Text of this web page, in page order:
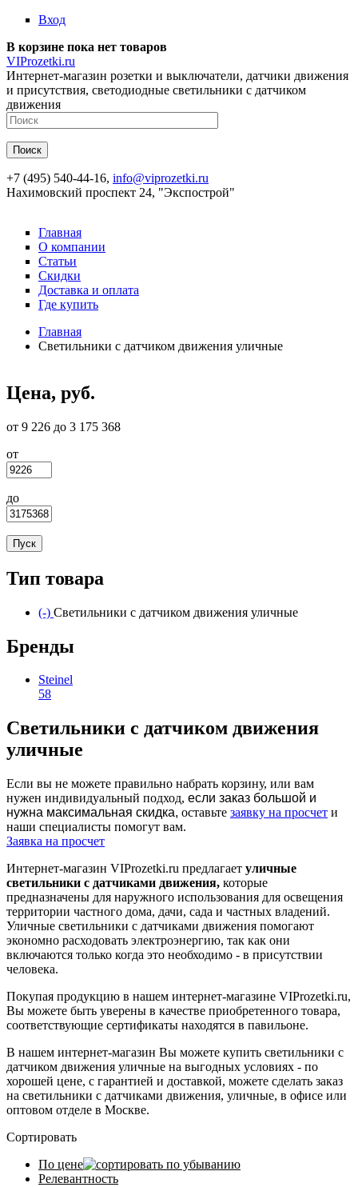
Перейти к основному содержанию
Вход
В корзине пока нет товаров
VIProzetki.ru
Интернет-магазин розетки и выключатели, датчики движения
и присутствия, светодиодные светильники с датчиком
движения
+7 (495) 540-44-16, info@viprozetki.ru
Нахимовский проспект 24, "Экспострой"
Главная
О компании
Статьи
Скидки
Доставка и оплата
Где купить
Главная
Светильники с датчиком движения уличные
Цена, руб.
от 9 226 до 3 175 368
от
до
Тип товара
(-) Remove Светильники с датчиком движения уличные
Светильники с датчиком движения уличные
Бренды
Steinel
58
Светильники с датчиком движения
уличные
Если вы не можете правильно набрать корзину, или вам
нужен индивидуальный подход, если заказ большой и
нужна максимальная скидка, оставьте заявку на просчет и
наши специалисты помогут вам.
Заявка на просчет
Интернет-магазин VIProzetki.ru предлагает уличные
светильники с датчиками движения, которые
предназначены для наружного использования для освещения
территории частного дома, дачи, сада и частных владений.
Уличные светильники с датчиками движения помогают
экономно расходовать электроэнергию, так как они
включаются только когда это необходимо - в присутствии
человека.
Покупая продукцию в нашем интернет-магазине VIProzetki.ru,
Вы можете быть уверены в качестве приобретенного товара,
соответствующие сертификаты находятся в павильоне.
В нашем интернет-магазин Вы можете купить светильники с
датчиком движения уличные на выгодных условиях - по
хорошей цене, с гарантией и доставкой, можете сделать заказ
на светильники с датчиками движения, уличные, в офисе или
оптовом отделе в Москве.
Сортировать
По цене
Релевантность